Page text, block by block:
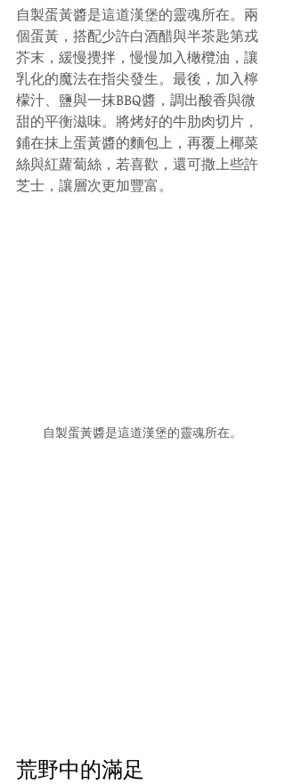
自製蛋黃醬是這道漢堡的靈魂所在。兩
個蛋黃，搭配少許白酒醋與半茶匙第戎
芥末，緩慢攪拌，慢慢加入橄欖油，讓
乳化的魔法在指尖發生。最後，加入檸
檬汁、鹽與一抹BBQ醬，調出酸香與微
甜的平衡滋味。將烤好的牛肋肉切片，
鋪在抹上蛋黃醬的麵包上，再覆上椰菜
絲與紅蘿蔔絲，若喜歡，還可撒上些許
芝士，讓層次更加豐富。
自製蛋黃醬是這道漢堡的靈魂所在。
荒野中的滿足